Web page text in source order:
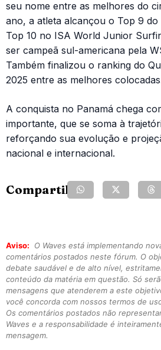
seu nome entre as melhores do
ano, a atleta alcançou o Top 9
Top 10 no ISA World Junior
ser campeã sul-americana pela
Também finalizou o ranking do
2025 entre as melhores
A conquista no Panamá chega
importante, que se soma à
reforçando sua evolução e
nacional e internacional.
Compartilhe:
Aviso:
O Waves está implementando
comentários postados neste fórum. O
debate saudável e de alto nível,
conteúdo da matéria em questão. Só
mensagens que atenderem a este
você concorda com nossos termos de
Os comentários postados não
Waves e a responsabilidade é
mensagem.